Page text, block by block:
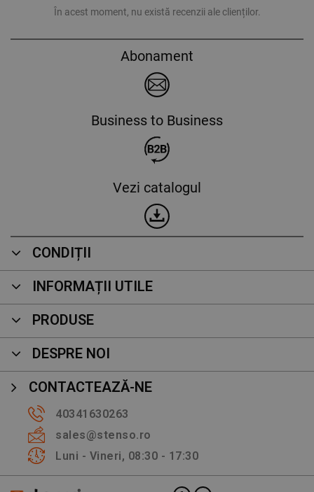
În acest moment, nu există recenzii ale clienților.
Abonament
Business to Business
Vezi catalogul
CONDIȚII
INFORMAȚII UTILE
PRODUSE
DESPRE NOI
CONTACTEAZĂ-NE
40341630263
sales@stenso.ro
Luni - Vineri, 08:30 - 17:30